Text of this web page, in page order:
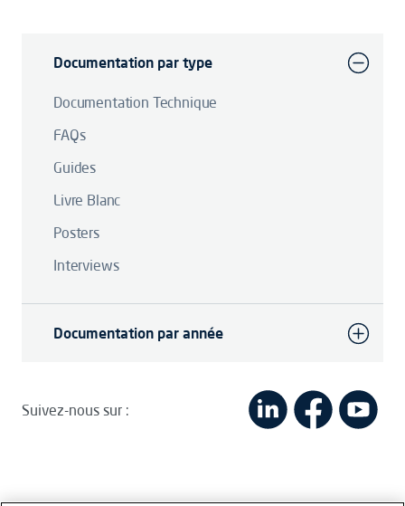
Documentation par type
Documentation Technique
FAQs
Guides
Livre Blanc
Posters
Interviews
Documentation par année
Suivez-nous sur :